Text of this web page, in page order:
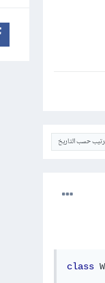
حسب التاريخ
class